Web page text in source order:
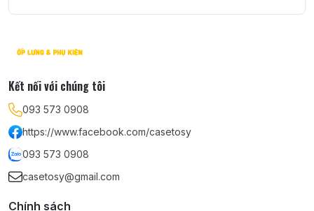
Kết nối với chúng tôi
093 573 0908
https://www.facebook.com/casetosy
093 573 0908
casetosy@gmail.com
Chính sách